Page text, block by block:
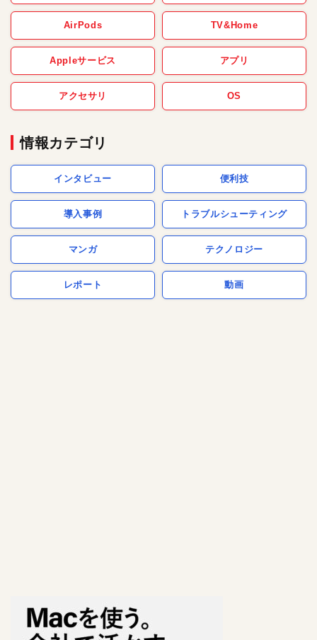
AirPods TV&Home
Appleサービス アプリ
アクセサリ OS
情報カテゴリ
インタビュー 便利技
導入事例 トラブルシューティング
マンガ テクノロジー
レポート 動画